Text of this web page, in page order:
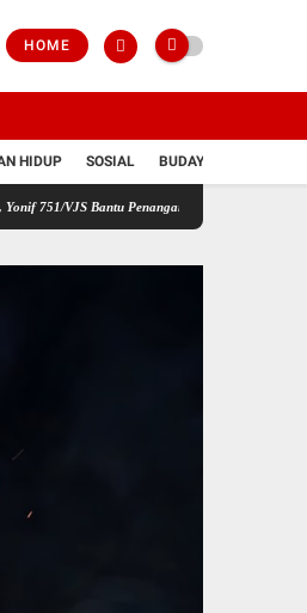
HOME
HIDUP SOSIAL BUDAYA
Bantu Penanganan Warga Diduga Keracunan